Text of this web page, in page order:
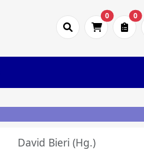
0 0
David Bieri (Hg.)